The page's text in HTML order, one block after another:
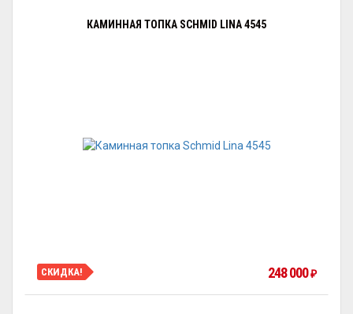
КАМИННАЯ ТОПКА SCHMID LINA 4545
СКИДКА! 248 000₽